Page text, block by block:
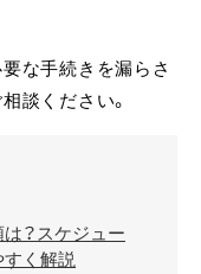
な手続きを漏らさ
談ください。
？スケジュー
すく解説